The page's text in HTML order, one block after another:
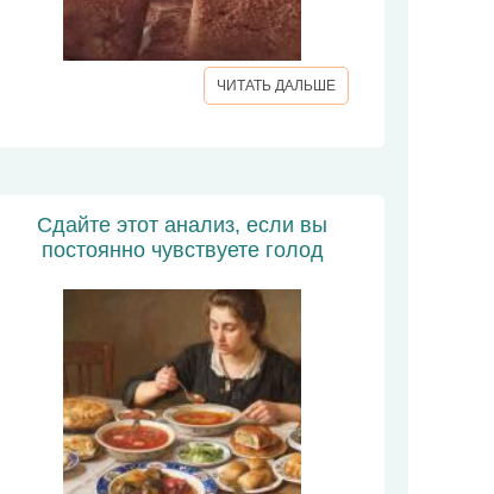
ЧИТАТЬ ДАЛЬШЕ
Сдайте этот анализ, если вы
постоянно чувствуете голод